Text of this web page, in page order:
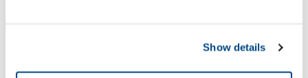
Show details
Gütermann. Na první schůzce v listopadu byl
prezentován potenciál různých optimalizačních